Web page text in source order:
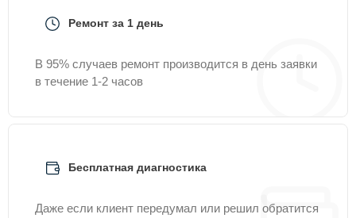
Ремонт за 1 день
В 95% случаев ремонт производится в день заявки
в течение 1-2 часов
Бесплатная диагностика
Даже если клиент передумал или решил обратится